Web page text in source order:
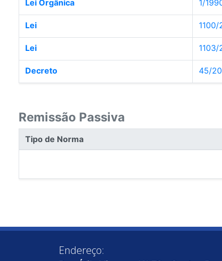
Lei Orgânica 1/
Lei 1100/
Lei 1103/
Decreto 45/
Remissão Passiva
Tipo de Norma
Endereço: